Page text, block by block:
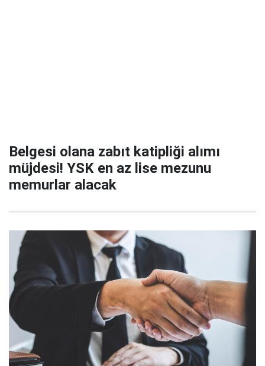
Belgesi olana zabıt katipliği alımı
müjdesi! YSK en az lise mezunu
memurlar alacak